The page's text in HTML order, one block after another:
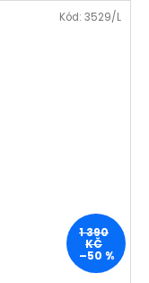
1 390
KČ
–50 %
Kód: 3529/L